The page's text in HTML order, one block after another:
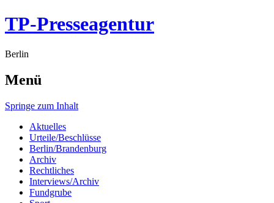
TP-Presseagentur
Berlin
Menü
Springe zum Inhalt
Aktuelles
Urteile/Beschlüsse
Berlin/Brandenburg
Archiv
Rechtliches
Interviews/Archiv
Fundgrube